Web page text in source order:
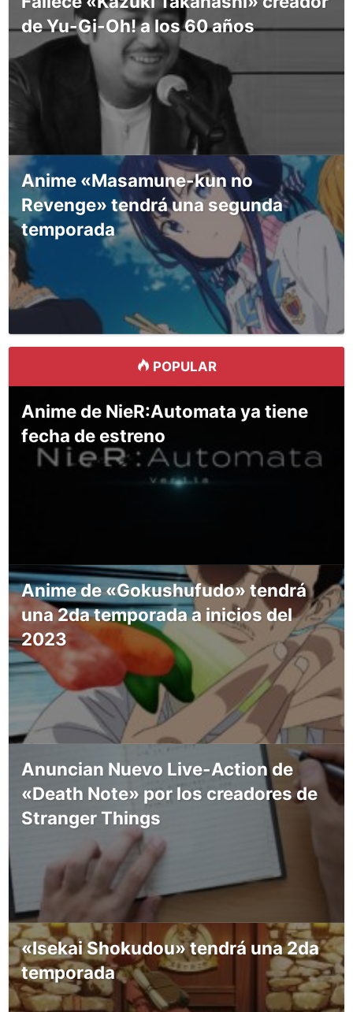
de Yu-Gi-Oh! a los 60 años
Anime «Masamune-kun no
Revenge» tendrá una segunda
temporada
POPULAR
Anime de NieR:Automata ya tiene
fecha de estreno
Anime de «Gokushufudo» tendrá
una 2da temporada a inicios del
2023
Anuncian Nuevo Live-Action de
«Death Note» por los creadores de
Stranger Things
«Isekai Shokudou» tendrá una 2da
temporada